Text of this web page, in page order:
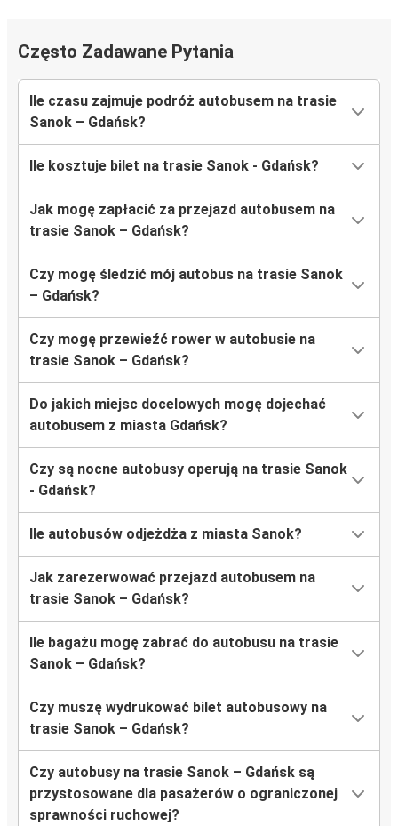
Często Zadawane Pytania
Ile czasu zajmuje podróż autobusem na trasie
Sanok – Gdańsk?
Ile kosztuje bilet na trasie Sanok - Gdańsk?
Jak mogę zapłacić za przejazd autobusem na
trasie Sanok – Gdańsk?
Czy mogę śledzić mój autobus na trasie Sanok
– Gdańsk?
Czy mogę przewieźć rower w autobusie na
trasie Sanok – Gdańsk?
Do jakich miejsc docelowych mogę dojechać
autobusem z miasta Gdańsk?
Czy są nocne autobusy operują na trasie Sanok
- Gdańsk?
Ile autobusów odjeżdża z miasta Sanok?
Jak zarezerwować przejazd autobusem na
trasie Sanok – Gdańsk?
Ile bagażu mogę zabrać do autobusu na trasie
Sanok – Gdańsk?
Czy muszę wydrukować bilet autobusowy na
trasie Sanok – Gdańsk?
Czy autobusy na trasie Sanok – Gdańsk są
przystosowane dla pasażerów o ograniczonej
sprawności ruchowej?